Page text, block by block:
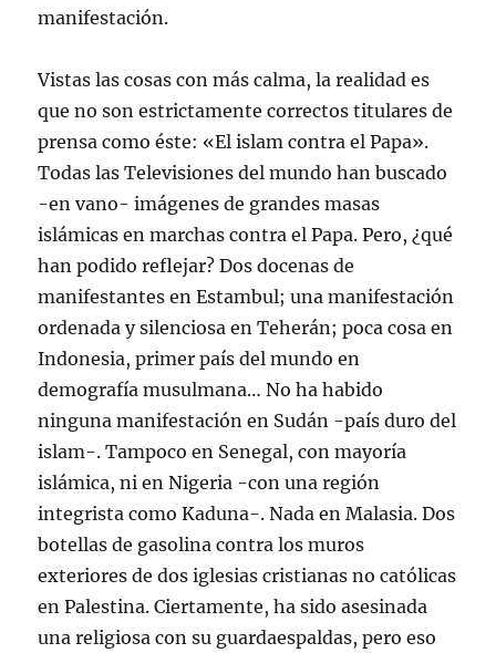
manifestación.
Vistas las cosas con más calma, la realidad es
que no son estrictamente correctos titulares de
prensa como éste: «El islam contra el Papa».
Todas las Televisiones del mundo han buscado
-en vano- imágenes de grandes masas
islámicas en marchas contra el Papa. Pero, ¿qué
han podido reflejar? Dos docenas de
manifestantes en Estambul; una manifestación
ordenada y silenciosa en Teherán; poca cosa en
Indonesia, primer país del mundo en
demografía musulmana… No ha habido
ninguna manifestación en Sudán -país duro del
islam-. Tampoco en Senegal, con mayoría
islámica, ni en Nigeria -con una región
integrista como Kaduna-. Nada en Malasia. Dos
botellas de gasolina contra los muros
exteriores de dos iglesias cristianas no católicas
en Palestina. Ciertamente, ha sido asesinada
una religiosa con su guardaespaldas, pero eso